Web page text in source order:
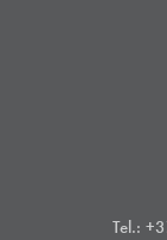
Tel.: